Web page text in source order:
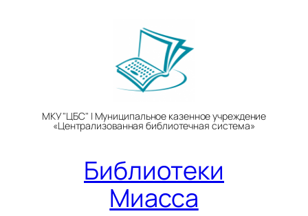
МКУ "ЦБС" | Муниципальное казенное учреждение
«Централизованная библиотечная система»
Библиотеки
Миасса